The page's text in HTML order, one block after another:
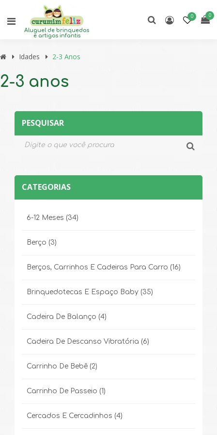
Aluguel de brinquedos
e artigos infantis
0 0
Idades 2-3 Anos
2-3 anos
PESQUISAR
CATEGORIAS
6-12 Meses (34)
Berço (3)
Berços, Carrinhos E Cadeiras Para Carro (16)
Brinquedotecas E Espaço Baby (35)
Cadeira De Balanço (4)
Cadeira De Descanso Vibratória (6)
Carrinho De Bebê (2)
Carrinho De Passeio (1)
Cercados E Cercadinhos (4)